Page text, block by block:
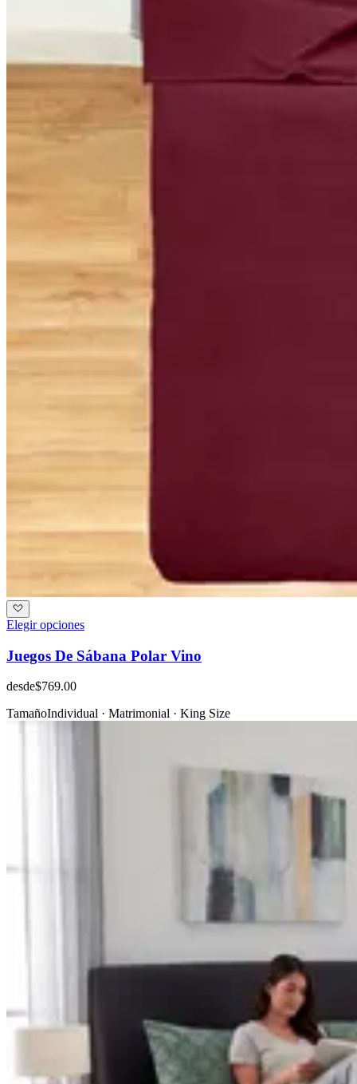
Elegir opciones
Juegos De Sábana Polar Vino
desde$769.00
TamañoIndividual · Matrimonial · King Size